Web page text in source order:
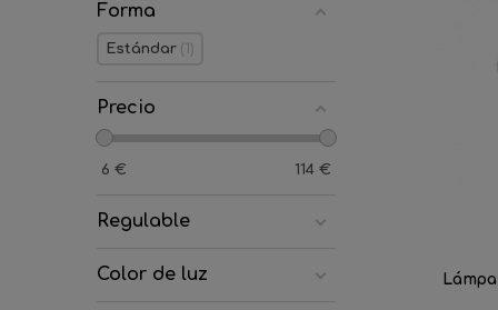
Forma
Estándar 1
Precio
6 € 114 €
Regulable
Color de luz